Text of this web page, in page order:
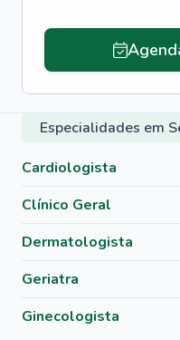
Especialidades em
Cardiologista
Clínico Geral
Dermatologista
Geriatra
Ginecologista